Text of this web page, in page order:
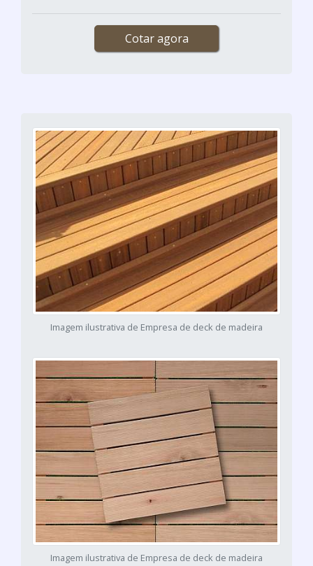
Cotar agora
Imagem ilustrativa de Empresa de deck de madeira
Imagem ilustrativa de Empresa de deck de madeira